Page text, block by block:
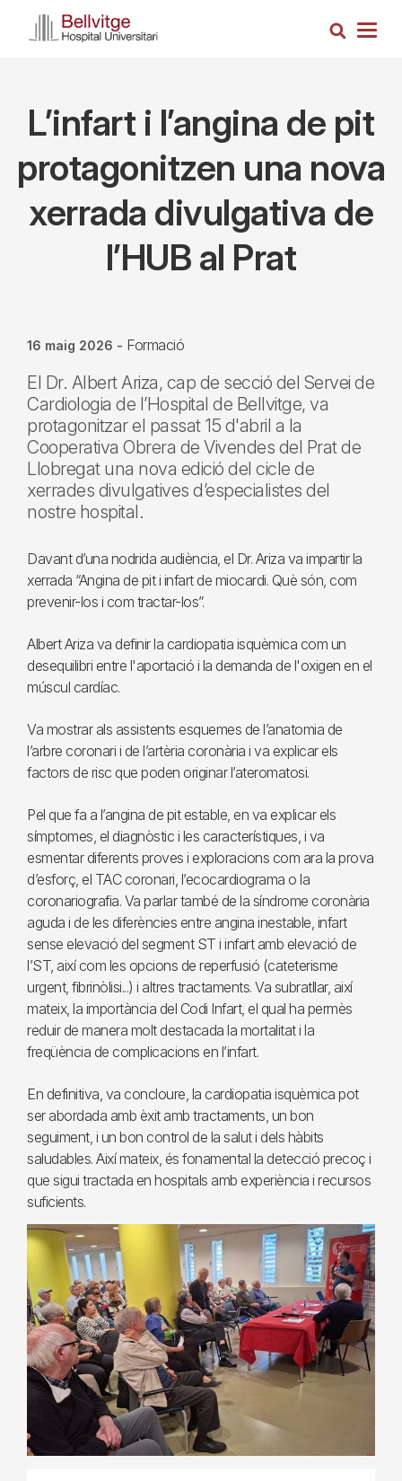
Cerca
L’infart i l’angina de pit
protagonitzen una nova
xerrada divulgativa de
l’HUB al Prat
16 maig 2026 - Formació
El Dr. Albert Ariza, cap de secció del Servei de
Cardiologia de l’Hospital de Bellvitge, va
protagonitzar el passat 15 d'abril a la
Cooperativa Obrera de Vivendes del Prat de
Llobregat una nova edició del cicle de
xerrades divulgatives d’especialistes del
nostre hospital.
Davant d’una nodrida audiència, el Dr. Ariza va impartir la
xerrada “Angina de pit i infart de miocardi. Què són, com
prevenir-los i com tractar-los”.
Albert Ariza va definir la cardiopatia isquèmica com un
desequilibri entre l'aportació i la demanda de l'oxigen en el
múscul cardíac.
Va mostrar als assistents esquemes de l’anatomia de
l’arbre coronari i de l’artèria coronària i va explicar els
factors de risc que poden originar l’ateromatosi.
Pel que fa a l’angina de pit estable, en va explicar els
símptomes, el diagnòstic i les característiques, i va
esmentar diferents proves i exploracions com ara la prova
d’esforç, el TAC coronari, l’ecocardiograma o la
coronariografia. Va parlar també de la síndrome coronària
aguda i de les diferències entre angina inestable, infart
sense elevació del segment ST i infart amb elevació de
l’ST, així com les opcions de reperfusió (cateterisme
urgent, fibrinòlisi...) i altres tractaments. Va subratllar, així
mateix, la importància del Codi Infart, el qual ha permès
reduir de manera molt destacada la mortalitat i la
freqüència de complicacions en l’infart.
En definitiva, va concloure, la cardiopatia isquèmica pot
ser abordada amb èxit amb tractaments, un bon
seguiment, i un bon control de la salut i dels hàbits
saludables. Així mateix, és fonamental la detecció precoç i
que sigui tractada en hospitals amb experiència i recursos
suficients.